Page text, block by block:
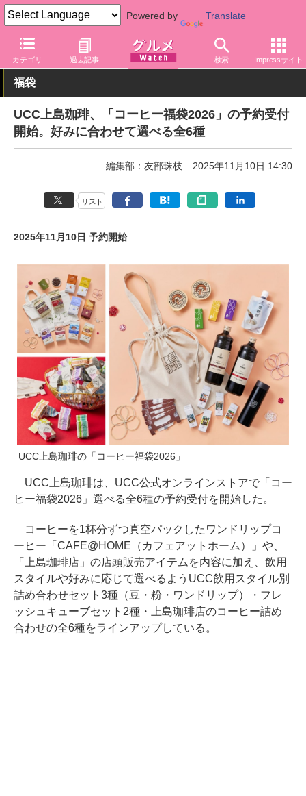
Powered by Translate
カテゴリ 過去記事 検索 Impressサイト
グルメ Watch 飲料 コーヒー
福袋
UCC上島珈琲、「コーヒー福袋2026」の予約受付
開始。好みに合わせて選べる全6種
編集部：友部珠枝 2025年11月10日 14:30
リスト
2025年11月10日 予約開始
UCC上島珈琲の「コーヒー福袋2026」
UCC上島珈琲は、UCC公式オンラインストアで「コー
ヒー福袋2026」選べる全6種の予約受付を開始した。
コーヒーを1杯分ずつ真空パックしたワンドリップコ
ーヒー「CAFE@HOME（カフェアットホーム）」や、
「上島珈琲店」の店頭販売アイテムを内容に加え、飲用
スタイルや好みに応じて選べるようUCC飲用スタイル別
詰め合わせセット3種（豆・粉・ワンドリップ）・フレ
ッシュキューブセット2種・上島珈琲店のコーヒー詰め
合わせの全6種をラインアップしている。